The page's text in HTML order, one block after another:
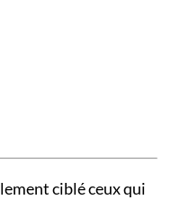
ciblé ceux qui